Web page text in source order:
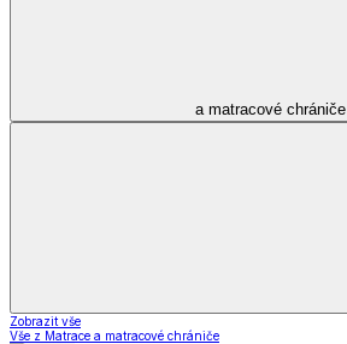
a matracové chrániče
Zobrazit vše
Vše z Matrace a matracové chrániče